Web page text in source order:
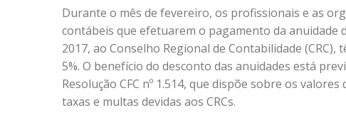
Durante o mês de fevereiro, os profissionais e as
contábeis que efetuarem o pagamento da anuidade
2017, ao Conselho Regional de Contabilidade (CRC),
5%. O benefício do desconto das anuidades está
Resolução CFC nº 1.514, que dispõe sobre os valores
taxas e multas devidas aos CRCs.